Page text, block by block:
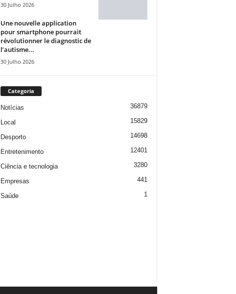
30 Julho 2026
Une nouvelle application
pour smartphone pourrait
révolutionner le diagnostic de
l’autisme...
30 Julho 2026
Categoria
Notícias 36879
Local 15829
Desporto 14698
Entretenimento 12401
Ciência e tecnologia 3280
Empresas 441
Saúde 1